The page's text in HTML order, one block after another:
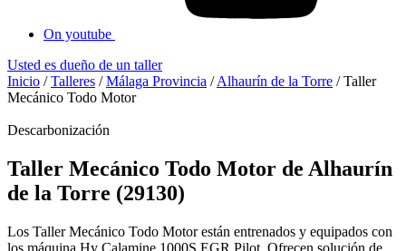
On youtube
Usted es dueño de un taller
Inicio /Talleres /Málaga Provincia /Alhaurín de la Torre /Taller
Mecánico Todo Motor
Descarbonización
Taller Mecánico Todo Motor de Alhaurín
de la Torre (29130)
Los Taller Mecánico Todo Motor están entrenados y equipados con
los máquina Hy Calamine 1000S EGR Pilot. Ofrecen solución de